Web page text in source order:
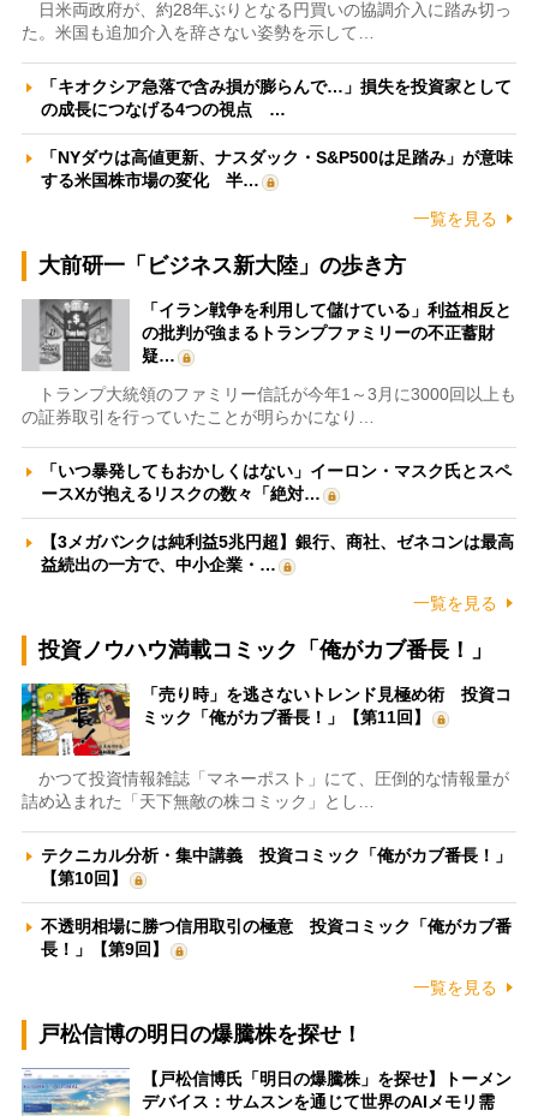
日米両政府が、約28年ぶりとなる円買いの協調介入に踏み切っ
た。米国も追加介入を辞さない姿勢を示して…
「キオクシア急落で含み損が膨らんで…」損失を投資家として
の成長につなげる4つの視点 …
「NYダウは高値更新、ナスダック・S&P500は足踏み」が意味
する米国株市場の変化 半…
一覧を見る
大前研一「ビジネス新大陸」の歩き方
「イラン戦争を利用して儲けている」利益相反と
の批判が強まるトランプファミリーの不正蓄財
疑…
トランプ大統領のファミリー信託が今年1～3月に3000回以上も
の証券取引を行っていたことが明らかになり…
「いつ暴発してもおかしくはない」イーロン・マスク氏とスペ
ースXが抱えるリスクの数々「絶対…
【3メガバンクは純利益5兆円超】銀行、商社、ゼネコンは最高
益続出の一方で、中小企業・…
一覧を見る
投資ノウハウ満載コミック「俺がカブ番長！」
「売り時」を逃さないトレンド見極め術 投資コ
ミック「俺がカブ番長！」【第11回】
かつて投資情報雑誌「マネーポスト」にて、圧倒的な情報量が
詰め込まれた「天下無敵の株コミック」とし…
テクニカル分析・集中講義 投資コミック「俺がカブ番長！」
【第10回】
不透明相場に勝つ信用取引の極意 投資コミック「俺がカブ番
長！」【第9回】
一覧を見る
戸松信博の明日の爆騰株を探せ！
【戸松信博氏「明日の爆騰株」を探せ】トーメン
デバイス：サムスンを通じて世界のAIメモリ需